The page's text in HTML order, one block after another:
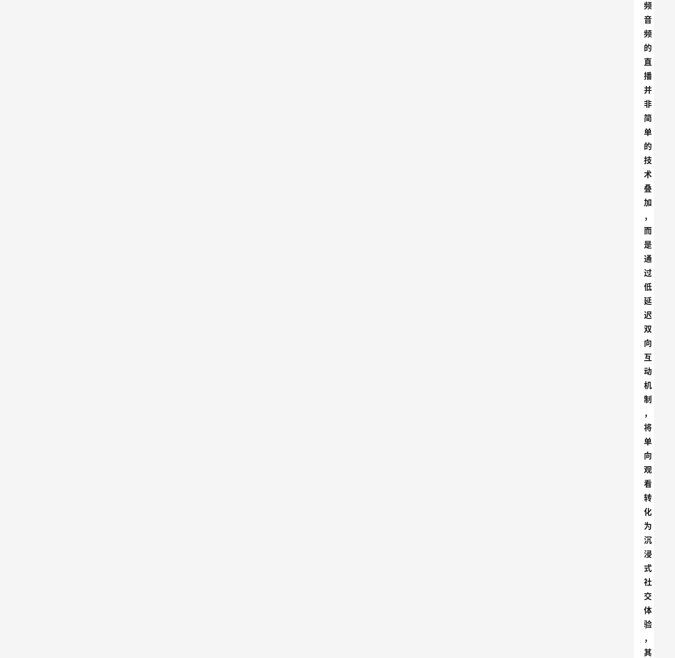
频
音
频
的
直
播
并
非
简
单
的
技
术
叠
加
，
而
是
通
过
低
延
迟
双
向
互
动
机
制
，
将
单
向
观
看
转
化
为
沉
浸
式
社
交
体
验
，
其